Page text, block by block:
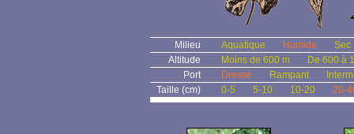
Milieu Aquatique Humide
Sec
Altitude
Moins de 600 m
De 600 à
Port
Dressé Rampant
Taille (cm)
0-5 5-10 10-20 20-